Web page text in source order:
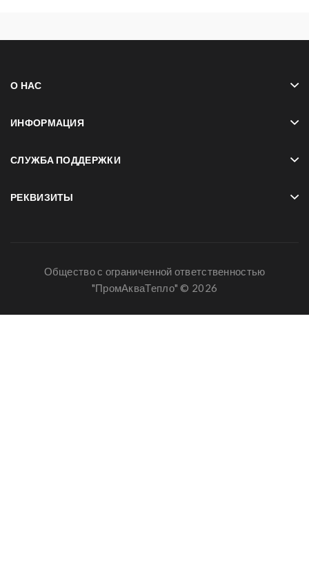
О НАС
ИНФОРМАЦИЯ
СЛУЖБА ПОДДЕРЖКИ
РЕКВИЗИТЫ
Общество с ограниченной ответственностью
"ПромАкваТепло" © 2026